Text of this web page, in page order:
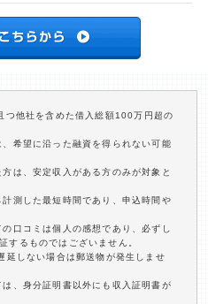
つ他社を含めた借入総額100万円超の
希望に沿った融資を得られない可能
は、安定収入がある方のみが対象と
測した最短時間であり、申込時間や
口コミは個人の感想であり、必ずし
するものではございません。
延しない場合は郵送物が発生しませ
、身分証明書以外にも収入証明書が